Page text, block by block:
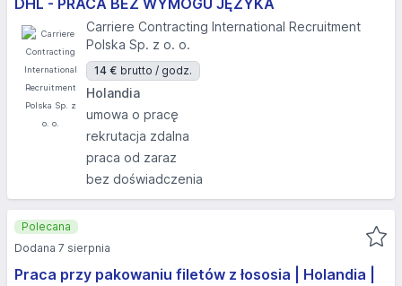
DHL - PRACA BEZ WYMOGU JĘZYKA
Carriere Contracting International Recruitment
Polska Sp. z o. o.
14 € brutto / godz.
Holandia
umowa o pracę
rekrutacja zdalna
praca od zaraz
bez doświadczenia
Praca przy pakowaniu filetów z łososia | Holandia |
Polecana
Dodana 7 sierpnia